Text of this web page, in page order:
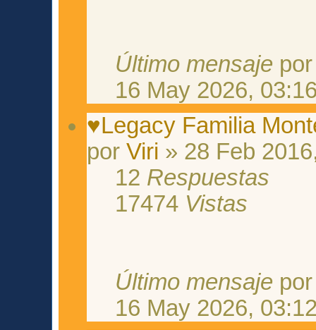
Último mensaje
16 May 2026,
♥Legacy Familia
porViri » 28 Feb
12 Respuestas
17474 Vistas
Último mensaje
16 May 2026,